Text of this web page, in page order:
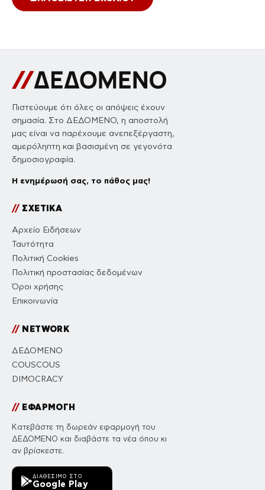
Πιστεύουμε ότι όλες οι απόψεις έχουν
σημασία. Στο ΔΕΔΟΜΕΝΟ, η αποστολή
μας είναι να παρέχουμε ανεπεξέργαστη,
αμερόληπτη και βασισμένη σε γεγονότα
δημοσιογραφία.
Η ενημέρωσή σας, το πάθος μας!
//ΣΧΕΤΙΚΑ
Αρχείο Ειδήσεων
Ταυτότητα
Πολιτική Cookies
Πολιτική προστασίας δεδομένων
Όροι χρήσης
Επικοινωνία
//NETWORK
ΔΕΔΟΜΕΝΟ
COUSCOUS
DIMOCRACY
//ΕΦΑΡΜΟΓΗ
Κατεβάστε τη δωρεάν εφαρμογή του
ΔΕΔΟΜΕΝΟ και διαβάστε τα νέα όπου κι
αν βρίσκεστε.
ΔΙΑΘΈΣΙΜΟ ΣΤΟ
Google Play